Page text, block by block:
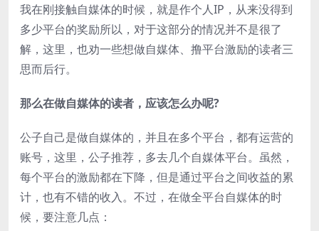
我在刚接触自媒体的时候，就是作个人IP，从来没得到
多少平台的奖励所以，对于这部分的情况并不是很了
解，这里，也劝一些想做自媒体、撸平台激励的读者三
思而后行。
那么在做自媒体的读者，应该怎么办呢?
公子自己是做自媒体的，并且在多个平台，都有运营的
账号，这里，公子推荐，多去几个自媒体平台。虽然，
每个平台的激励都在下降，但是通过平台之间收益的累
计，也有不错的收入。不过，在做全平台自媒体的时
候，要注意几点：